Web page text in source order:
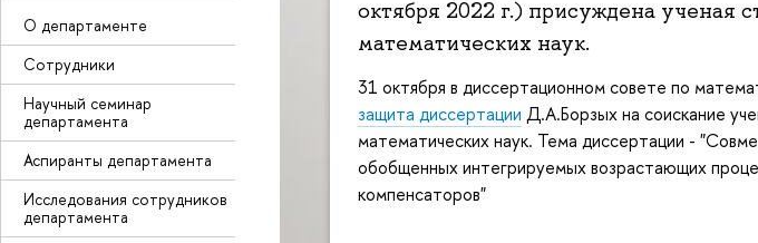
О департаменте
Сотрудники
Научный семинар
департамента
Аспиранты департамента
Исследования сотрудников
департамента
октября 2022 г.) присуждена ученая
математических наук.
31 октября в диссертационном совете по
защита диссертации Д.А.Борзых на соискание
математических наук. Тема диссертации -
обобщенных интегрируемых возрастающих
компенсаторов"